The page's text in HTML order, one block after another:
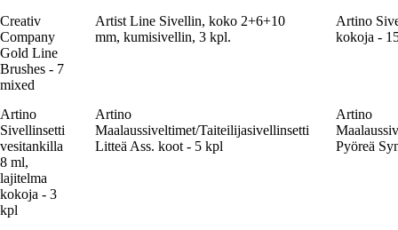
Creativ
Company
Gold Line
Brushes - 7
mixed
Artist Line Sivellin, koko 2+6+10
mm, kumisivellin, 3 kpl.
Artino
kokoja -
Artino
Sivellinsetti
vesitankilla
8 ml,
lajitelma
kokoja - 3
kpl
Artino
Maalaussiveltimet/Taiteilijasivellinsetti
Litteä Ass. koot - 5 kpl
Artino
Pyöreä